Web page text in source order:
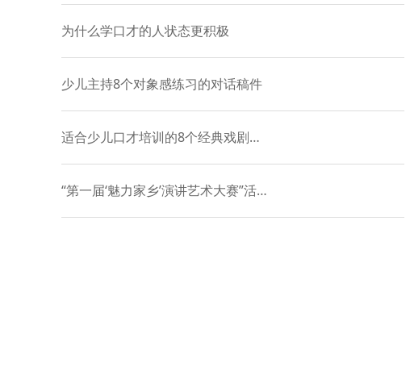
为什么学口才的人状态更积极
少儿主持8个对象感练习的对话稿件
适合少儿口才培训的8个经典戏剧表演对白
“第一届‘魅力家乡’演讲艺术大赛”活动正式启动